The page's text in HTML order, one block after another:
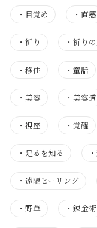
・ 目覚め ・ 直感
・ 祈り ・祈り
・ 移住 ・童話
・ 美容 ・美容道
・ 視座 ・覚醒
・ 足るを知る ・
・ 遠隔ヒーリング
・ 野草 ・錬金術